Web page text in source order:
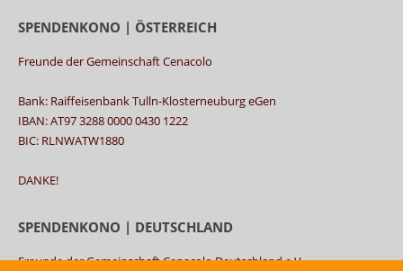
SPENDENKONO | ÖSTERREICH
Freunde der Gemeinschaft Cenacolo
Bank: Raiffeisenbank Tulln-Klosterneuburg eGen
IBAN: AT97 3288 0000 0430 1222
BIC: RLNWATW1880
DANKE!
SPENDENKONO | DEUTSCHLAND
Freunde der Gemeinschaft Cenacolo Deutschland e.V.